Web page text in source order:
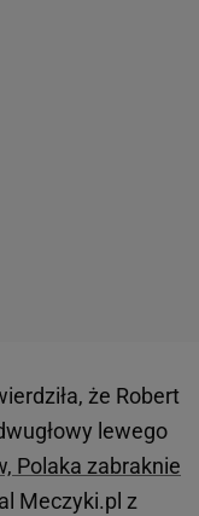
że Robert
lewego
Polaka zabraknie
Meczyki.pl z